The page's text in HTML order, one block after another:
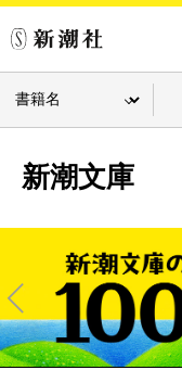
新潮文庫
Pre
v